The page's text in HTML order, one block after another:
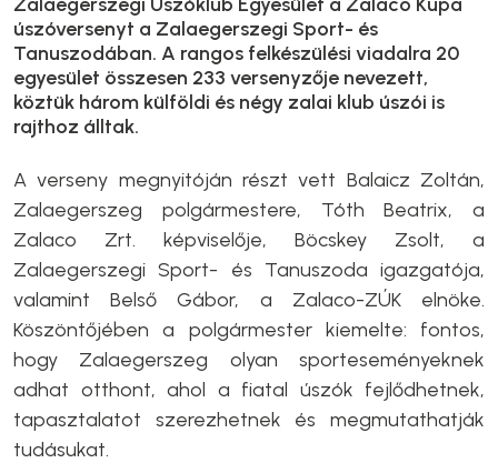
úszóversenyt a Zalaegerszegi Sport- és
Tanuszodában. A rangos felkészülési viadalra 20
egyesület összesen 233 versenyzője nevezett,
köztük három külföldi és négy zalai klub úszói is
rajthoz álltak.
A verseny megnyitóján részt vett Balaicz Zoltán,
Zalaegerszeg polgármestere, Tóth Beatrix, a
Zalaco Zrt. képviselője, Böcskey Zsolt, a
Zalaegerszegi Sport- és Tanuszoda igazgatója,
valamint Belső Gábor, a Zalaco-ZÚK elnöke.
Köszöntőjében a polgármester kiemelte: fontos,
hogy Zalaegerszeg olyan sporteseményeknek
adhat otthont, ahol a fiatal úszók fejlődhetnek,
tapasztalatot szerezhetnek és megmutathatják
tudásukat.